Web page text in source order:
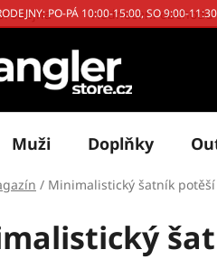
PO-PÁ 10:00-15:00, SO 9:00-11:30
Hodnocení obchodu
Muži Doplňky
/ Minimalistický šatník